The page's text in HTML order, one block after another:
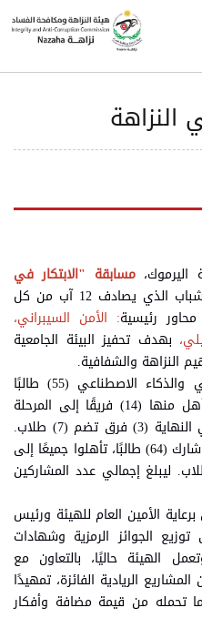
النزاهة
اليرموك،مسابقة "الابتكار في
بمناسبة اليوم العالمي للشباب الذي يصادف 12 آب من كل
رئيسية: الأمن السيبراني،
بهدف تحفيز البيئة الجامعية
النزاهة والشفافية.
شارك في محوري الأمن السيبراني والذكاء الاصطناعي (55) طالبًا
وطالبة، توزعوا على (21) فريقًا، تأهل منها (14) فريقًا إلى المرحلة
النهائية، ضمت (42) طالبًا، وفاز في النهاية (3) فرق تضم (7) طلاب.
أما في محور الفن التشكيلي، فقد شارك (64) طالبًا، تأهلوا جميعًا إلى
النهائية، وفاز منهم (5) طلاب. ليبلغ إجمالي عدد المشاركين
الأمين العام للهيئة ورئيس
الجوائز الرمزية وشهادات
الهيئة حاليًا، بالتعاون مع
الريادية الفائزة، تمهيدًا
تحمله من قيمة مضافة وأفكار